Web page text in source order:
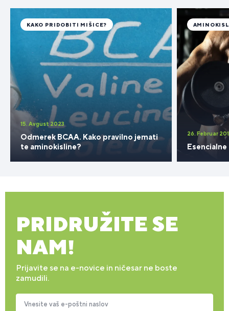
15. Avgust 2023
Odmerek BCAA. Kako pravilno jemati
te aminokisline?
KAKO PRIDOBITI MIŠICE?
26. Februar
PRIDRUŽITE SE
NAM!
Prijavite se na e-novice in ničesar ne boste
zamudili.
Vnesite vaš e-poštni naslov